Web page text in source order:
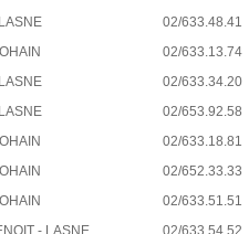
02/633.48.41
02/633.13.74
02/633.34.20
02/653.92.58
02/633.18.81
02/652.33.33
02/633.51.51
- LASNE 02/633.54.52